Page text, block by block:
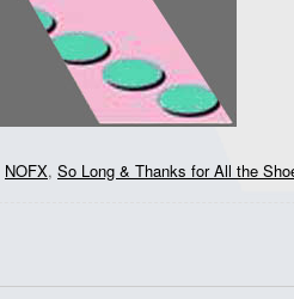
NOFX, So Long & Thanks for All the